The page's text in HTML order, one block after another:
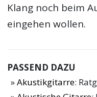
Klang noch beim
eingehen wollen.
PASSEND DAZU
Akustikgitarre: